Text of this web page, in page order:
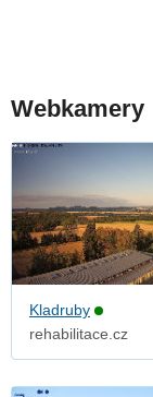
Webkamery
Kladruby
rehabilitace.cz